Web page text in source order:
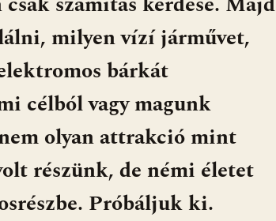
milyen vízí járművet,
bárkát
célból vagy magunk
olyan attrakció mint
részünk, de némi életet
Próbáljuk ki.